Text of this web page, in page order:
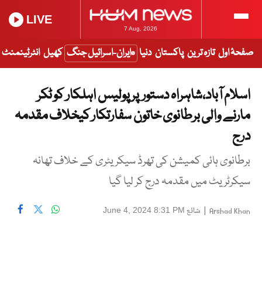
7 Aug, 2026
LIVE
صفحۂ اول تازہ ترین پاکستان دنیا ایران-اسرائیل جنگ کھیل انٹرٹینمنٹ
اسلام آباد،شاہراہ دستورپر پولیس اہلکار کو ٹکر
مارنے والی برطانوی خاتون سفارتکار کیخلاف مقدمہ
درج
برطانوی ہائی کمیشن کی تھرڈ سیکریٹری کے خلاف تھانہ
سیکرٹریٹ میں مقدمہ درج کر لیا گیا
Arshad Khan
| شائع June 4, 2024 8:31 PM